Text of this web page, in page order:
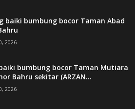
baiki bumbung bocor Taman Abad
2026
bumbung bocor Taman Mutiara
Bahru sekitar (ARZAN...
2026